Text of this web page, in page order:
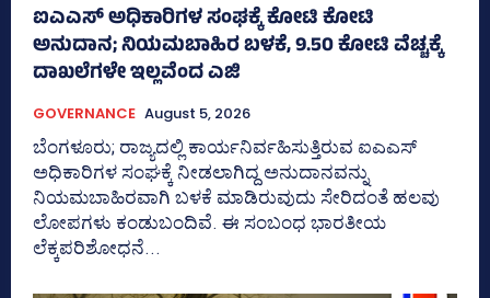
ಐಎಎಸ್‌ ಅಧಿಕಾರಿಗಳ ಸಂಘಕ್ಕೆ ಕೋಟಿ ಕೋಟಿ
ಅನುದಾನ; ನಿಯಮಬಾಹಿರ ಬಳಕೆ, 9.50 ಕೋಟಿ ವೆಚ್ಚಕ್ಕೆ
ದಾಖಲೆಗಳೇ ಇಲ್ಲವೆಂದ ಎಜಿ
GOVERNANCE August 5, 2026
ಬೆಂಗಳೂರು; ರಾಜ್ಯದಲ್ಲಿ ಕಾರ್ಯನಿರ್ವಹಿಸುತ್ತಿರುವ ಐಎಎಸ್‌
ಅಧಿಕಾರಿಗಳ ಸಂಘಕ್ಕೆ ನೀಡಲಾಗಿದ್ದ ಅನುದಾನವನ್ನು
ನಿಯಮಬಾಹಿರವಾಗಿ ಬಳಕೆ ಮಾಡಿರುವುದು ಸೇರಿದಂತೆ ಹಲವು
ಲೋಪಗಳು ಕಂಡುಬಂದಿವೆ. ಈ ಸಂಬಂಧ ಭಾರತೀಯ
ಲೆಕ್ಕಪರಿಶೋಧನೆ...